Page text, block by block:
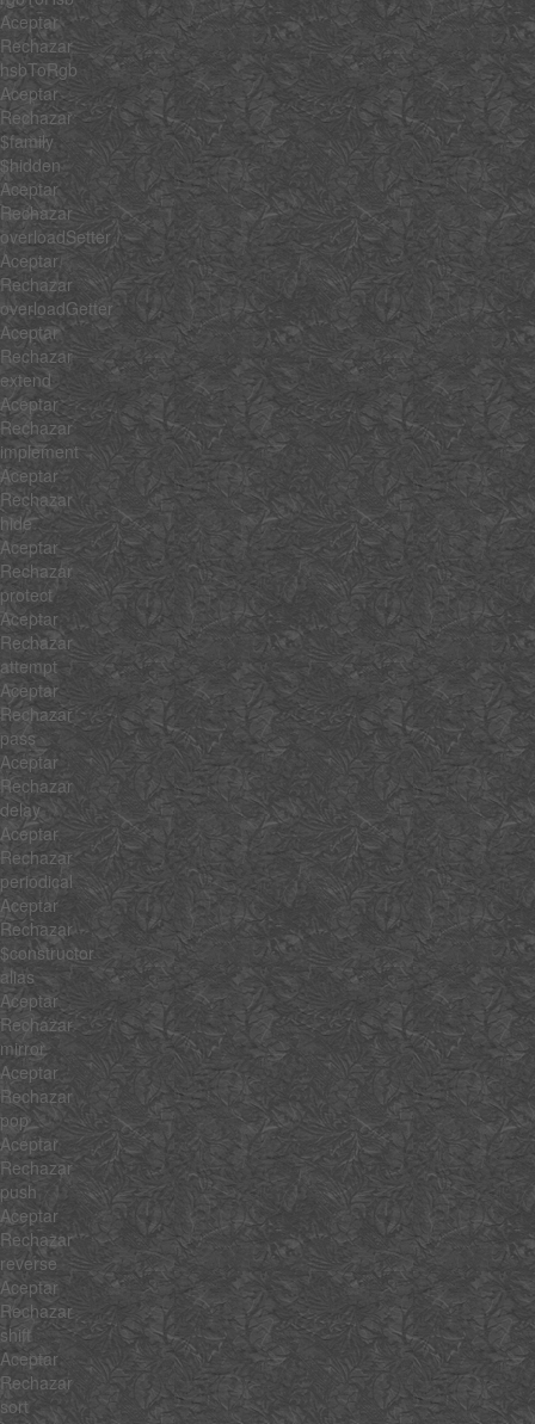
Aceptar
Rechazar
hsbToRgb
Aceptar
Rechazar
$family
$hidden
Aceptar
Rechazar
overloadSetter
Aceptar
Rechazar
overloadGetter
Aceptar
Rechazar
extend
Aceptar
Rechazar
implement
Aceptar
Rechazar
hide
Aceptar
Rechazar
protect
Aceptar
Rechazar
attempt
Aceptar
Rechazar
pass
Aceptar
Rechazar
delay
Aceptar
Rechazar
periodical
Aceptar
Rechazar
$constructor
alias
Aceptar
Rechazar
mirror
Aceptar
Rechazar
pop
Aceptar
Rechazar
push
Aceptar
Rechazar
reverse
Aceptar
Rechazar
shift
Aceptar
Rechazar
sort